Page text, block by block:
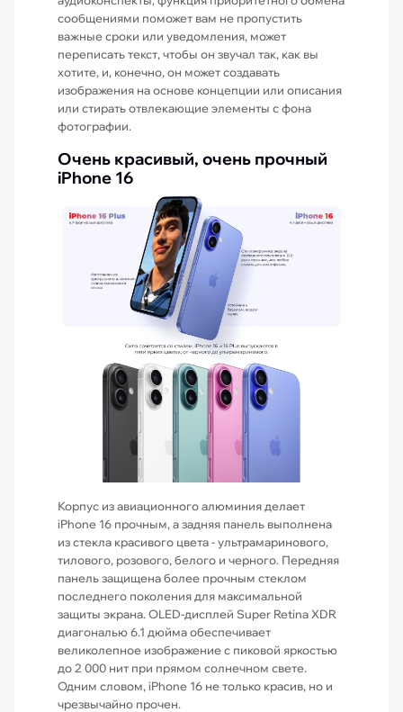
сообщениями поможет вам не пропустить
важные сроки или уведомления, может
переписать текст, чтобы он звучал так, как вы
хотите, и, конечно, он может создавать
изображения на основе концепции или описания
или стирать отвлекающие элементы с фона
фотографии.
Очень красивый, очень прочный
iPhone 16
Корпус из авиационного алюминия делает
iPhone 16 прочным, а задняя панель выполнена
из стекла красивого цвета - ультрамаринового,
тилового, розового, белого и черного. Передняя
панель защищена более прочным стеклом
последнего поколения для максимальной
защиты экрана. OLED-дисплей Super Retina XDR
диагональю 6.1 дюйма обеспечивает
великолепное изображение с пиковой яркостью
до 2 000 нит при прямом солнечном свете.
Одним словом, iPhone 16 не только красив, но и
чрезвычайно прочен.